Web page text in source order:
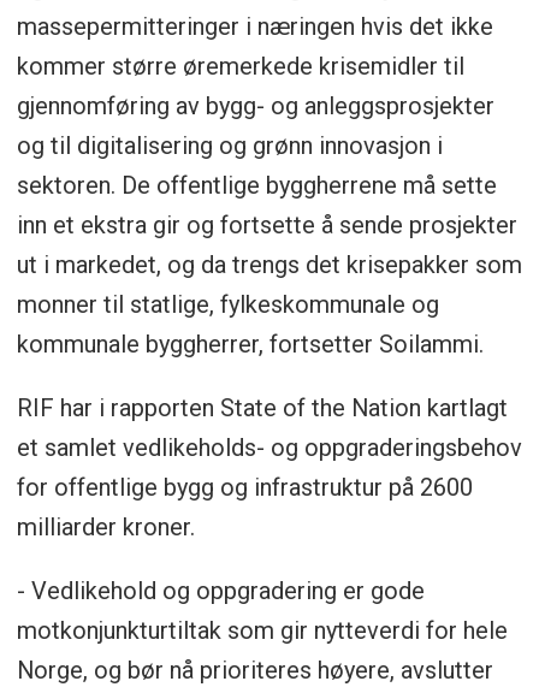
massepermitteringer i næringen hvis det ikke
kommer større øremerkede krisemidler til
gjennomføring av bygg- og anleggsprosjekter
og til digitalisering og grønn innovasjon i
sektoren. De offentlige byggherrene må sette
inn et ekstra gir og fortsette å sende prosjekter
ut i markedet, og da trengs det krisepakker som
monner til statlige, fylkeskommunale og
kommunale byggherrer, fortsetter Soilammi.
RIF har i rapporten State of the Nation kartlagt
et samlet vedlikeholds- og oppgraderingsbehov
for offentlige bygg og infrastruktur på 2600
milliarder kroner.
- Vedlikehold og oppgradering er gode
motkonjunkturtiltak som gir nytteverdi for hele
Norge, og bør nå prioriteres høyere, avslutter